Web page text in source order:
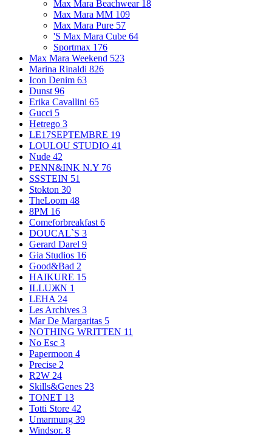
Max Mara Beachwear 18
Max Mara MM 109
Max Mara Pure 57
'S Max Mara Cube 64
Sportmax 176
Max Mara Weekend 523
Marina Rinaldi 826
Icon Denim 63
Dunst 96
Erika Cavallini 65
Gucci 5
Hetrego 3
LE17SEPTEMBRE 19
LOULOU STUDIO 41
Nude 42
PENN&INK N.Y 76
SSSTEIN 51
Stokton 30
TheLoom 48
8PM 16
Comeforbreakfast 6
DOUCAL`S 3
Gerard Darel 9
Gia Studios 16
Good&Bad 2
HAIKURE 15
ILLUЖN 1
LEHA 24
Les Archives 3
Mar De Margaritas 5
NOTHING WRITTEN 11
No Esc 3
Papermoon 4
Precise 2
R2W 24
Skills&Genes 23
TONET 13
Totti Store 42
Umarmung 39
Windsor. 8